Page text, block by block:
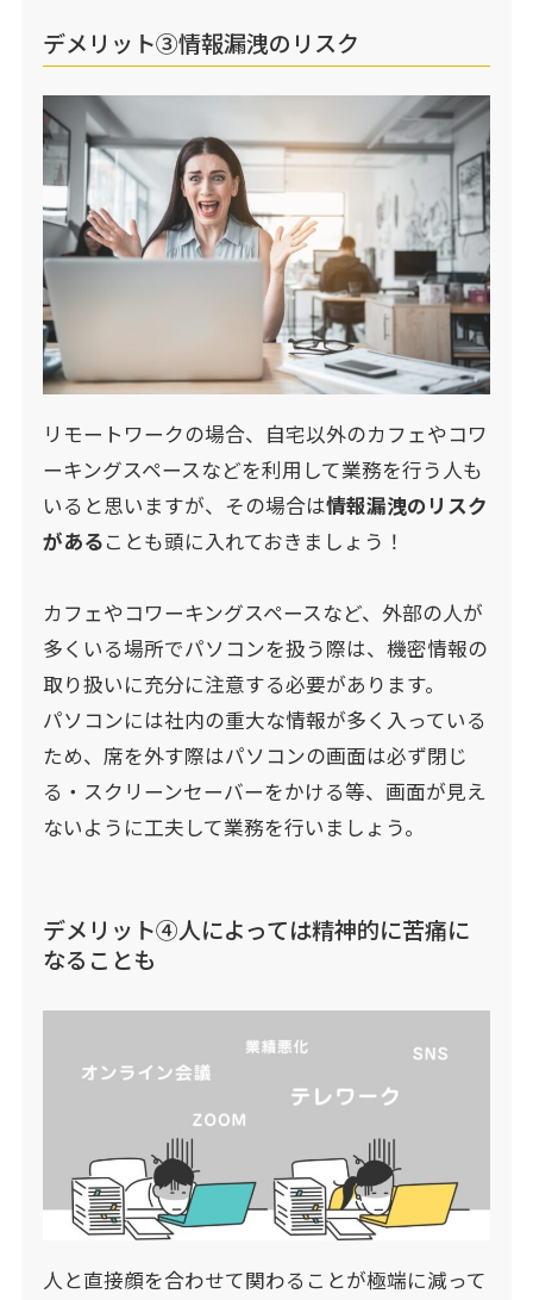
デメリット③情報漏洩のリスク
リモートワークの場合、自宅以外のカフェやコワ
ーキングスペースなどを利用して業務を行う人も
いると思いますが、その場合は情報漏洩のリスク
があることも頭に入れておきましょう！
カフェやコワーキングスペースなど、外部の人が
多くいる場所でパソコンを扱う際は、機密情報の
取り扱いに充分に注意する必要があります。
パソコンには社内の重大な情報が多く入っている
ため、席を外す際はパソコンの画面は必ず閉じ
る・スクリーンセーバーをかける等、画面が見え
ないように工夫して業務を行いましょう。
デメリット④人によっては精神的に苦痛に
なることも
人と直接顔を合わせて関わることが極端に減って